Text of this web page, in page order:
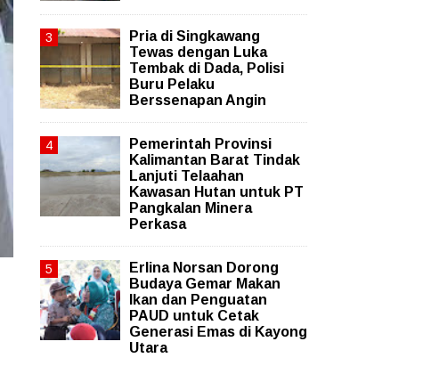
Pria di Singkawang
Tewas dengan Luka
Tembak di Dada, Polisi
Buru Pelaku
Berssenapan Angin
Pemerintah Provinsi
Kalimantan Barat Tindak
Lanjuti Telaahan
Kawasan Hutan untuk PT
Pangkalan Minera
Perkasa
Erlina Norsan Dorong
Budaya Gemar Makan
Ikan dan Penguatan
PAUD untuk Cetak
Generasi Emas di Kayong
Utara